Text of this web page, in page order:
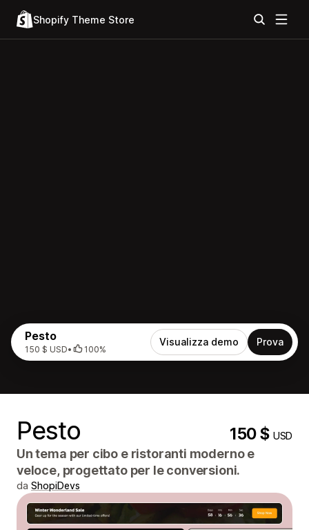
Shopify Theme Store
Pesto
150 $ USD• 100%
Visualizza demo Prova
Pesto 150 $USD
Un tema per cibo e ristoranti moderno e
veloce, progettato per le conversioni.
da ShopiDevs